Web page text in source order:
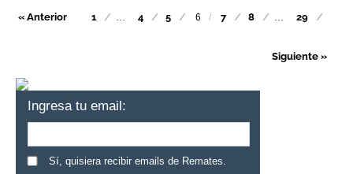
« Anterior 1 … 4 5 6 7 8 … 29
Siguiente »
Ingresa tu email:
Sí, quisiera recibir emails de Remates.